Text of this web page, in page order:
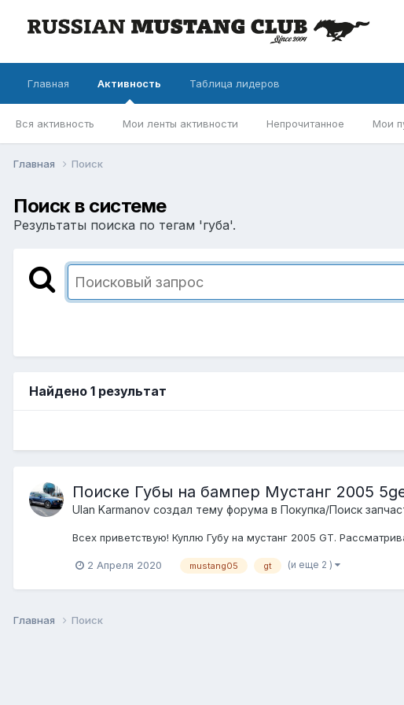
Главная Активность
Вся активность Мои ленты активности Непрочитанное Мои
Таблица лидеров
Главная Поиск
Поиск в системе
Результаты поиска по тегам 'губа'.
Найдено 1 результат
Поиске Губы на бампер Мустанг 2005
Ulan Karmanov создал тему форума в Покупка/Поиск
Всех приветствую! Куплю Губу на мустанг 2005 GT.
2 Апреля 2020 mustang05 gt (и еще 2 )
Главная Поиск